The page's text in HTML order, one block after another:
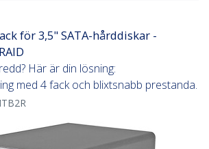
för 3,5" SATA-hårddiskar -
Här är din lösning:
med 4 fack och blixtsnabb prestanda.